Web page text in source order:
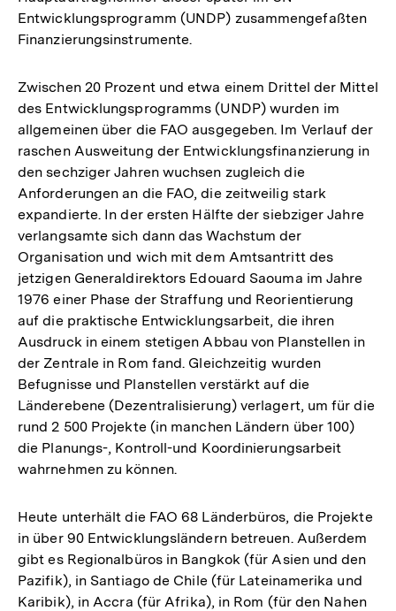
Entwicklungsprogramm (UNDP) zusammengefaßten
Finanzierungsinstrumente.
Zwischen 20 Prozent und etwa einem Drittel der Mittel
des Entwicklungsprogramms (UNDP) wurden im
allgemeinen über die FAO ausgegeben. Im Verlauf der
raschen Ausweitung der Entwicklungsfinanzierung in
den sechziger Jahren wuchsen zugleich die
Anforderungen an die FAO, die zeitweilig stark
expandierte. In der ersten Hälfte der siebziger Jahre
verlangsamte sich dann das Wachstum der
Organisation und wich mit dem Amtsantritt des
jetzigen Generaldirektors Edouard Saouma im Jahre
1976 einer Phase der Straffung und Reorientierung
auf die praktische Entwicklungsarbeit, die ihren
Ausdruck in einem stetigen Abbau von Planstellen in
der Zentrale in Rom fand. Gleichzeitig wurden
Befugnisse und Planstellen verstärkt auf die
Länderebene (Dezentralisierung) verlagert, um für die
rund 2 500 Projekte (in manchen Ländern über 100)
die Planungs-, Kontroll-und Koordinierungsarbeit
wahrnehmen zu können.
Heute unterhält die FAO 68 Länderbüros, die Projekte
in über 90 Entwicklungsländern betreuen. Außerdem
gibt es Regionalbüros in Bangkok (für Asien und den
Pazifik), in Santiago de Chile (für Lateinamerika und
Karibik), in Accra (für Afrika), in Rom (für den Nahen